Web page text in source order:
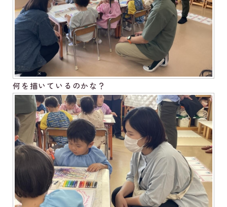
何を描いているのかな？